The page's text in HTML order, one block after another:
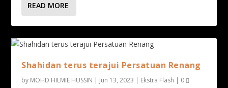
READ MORE
Shahidan terus terajui Persatuan Renang
by MOHD HILMIE HUSSIN | Jun 13, 2023 | Ekstra Flash | 0